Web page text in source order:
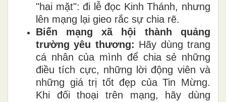
"hai mặt": đi lễ đọc Kinh Thánh, nhưng
lên mạng lại gieo rắc sự chia rẽ.
Biến mạng xã hội thành quảng
trường yêu thương: Hãy dùng trang
cá nhân của mình để chia sẻ những
điều tích cực, những lời động viên và
những giá trị tốt đẹp của Tin Mừng.
Khi đối thoại trên mạng, hãy dùng